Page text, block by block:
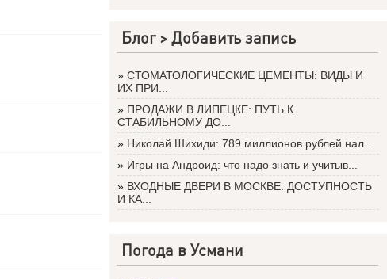
Блог >Добавить запись
» СТОМАТОЛОГИЧЕСКИЕ ЦЕМЕНТЫ: ВИДЫ И
ИХ ПРИ...
» ПРОДАЖИ В ЛИПЕЦКЕ: ПУТЬ К
СТАБИЛЬНОМУ ДО...
» Николай Шихиди: 789 миллионов рублей нал...
» Игры на Андроид: что надо знать и учитыв...
» ВХОДНЫЕ ДВЕРИ В МОСКВЕ: ДОСТУПНОСТЬ
И КА...
Погода в Усмани